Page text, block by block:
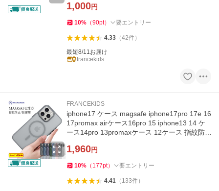
1,000円
10% （90pt） 要エントリー
4.33（42件）
最短8/11お届け
francekids
FRANCEKIDS
iphone17 ケース magsafe iphone17pro 17e 16
17promax airケース16pro 15 iphone13 14 ケ
ース14pro 13promaxケース 12ケース 指紋防
1,960円
10% （ 177pt） 要エントリー
4.41（ 133件）